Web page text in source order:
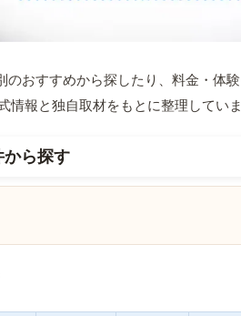
おすすめから探したり、料金・体
報と独自取材をもとに整理していま
から探す